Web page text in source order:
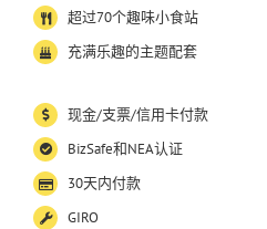
超过70个趣味小食站
充满乐趣的主题配套
现金/支票/信用卡付款
BizSafe和NEA认证
30天内付款
GIRO